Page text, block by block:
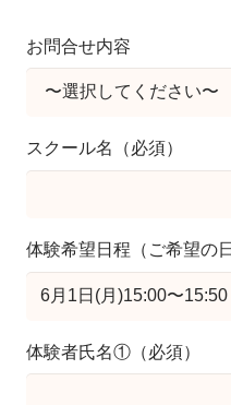
お問合せ内容
スクール名（必須）
体験希望日程（ご希望の
体験者氏名①（必須）